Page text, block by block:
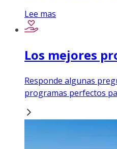
Lee mas
Los mejores
Responde algunas
programas perfectos